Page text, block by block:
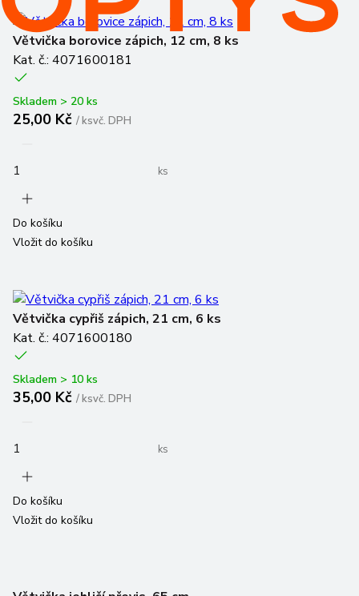
Větvička borovice zápich, 12 cm, 8 ks
Kat. č.: 4071600181
Skladem > 20 ks
25,00 Kč /ksvč. DPH
ks
Do košíku
Vložit do košíku
Větvička cypřiš zápich, 21 cm, 6 ks
Kat. č.: 4071600180
Skladem > 10 ks
35,00 Kč /ksvč. DPH
ks
Do košíku
Vložit do košíku